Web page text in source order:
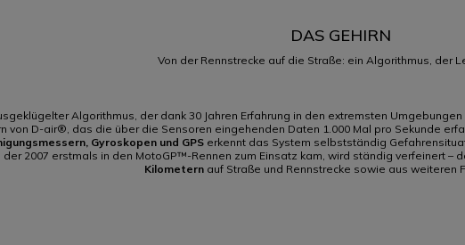
DAS GEHIRN
Von der Rennstrecke auf die Straße: ein Algorithmus, der
Algorithmus, der dank 30 Jahren Erfahrung in den extremsten
von D-air®, das die über die Sensoren eingehenden Daten 1.000 Mal pro Sekunde
Gyroskopen und GPS erkennt das System selbstständig
2007 erstmals in den MotoGP™-Rennen zum Einsatz kam, wird ständig verfeinert –
Kilometernauf Straße und Rennstrecke sowie aus weiteren